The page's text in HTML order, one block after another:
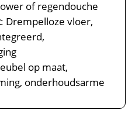
of regendouche
: Drempelloze vloer,
op maat,
onderhoudsarme